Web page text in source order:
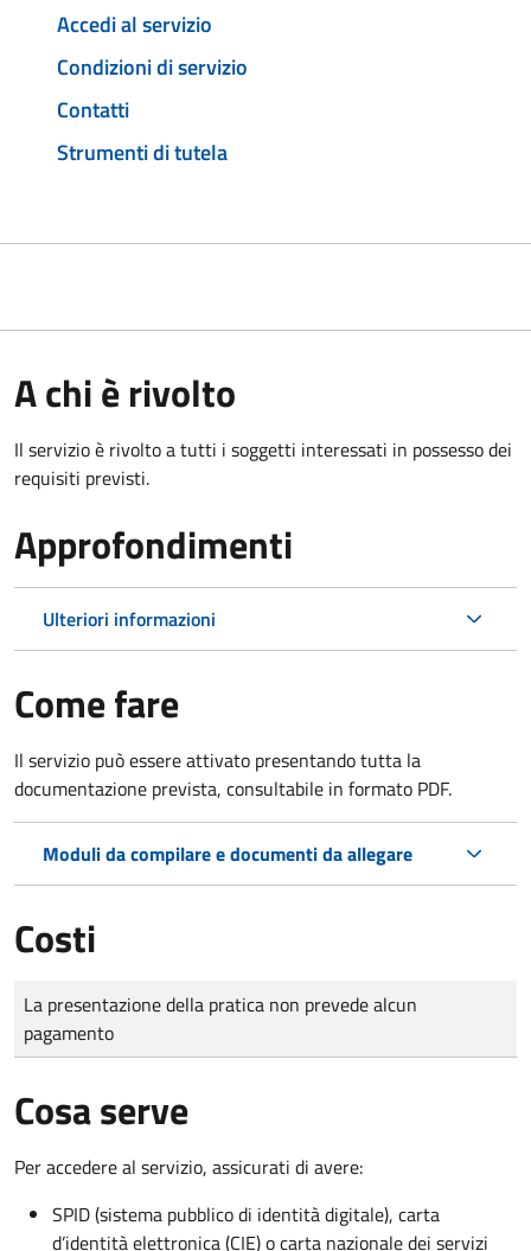
Accedi al servizio
Condizioni di servizio
Contatti
Strumenti di tutela
A chi è rivolto
Il servizio è rivolto a tutti i soggetti interessati in possesso dei
requisiti previsti.
Approfondimenti
Ulteriori informazioni
Come fare
Il servizio può essere attivato presentando tutta la
documentazione prevista, consultabile in formato PDF.
Moduli da compilare e documenti da allegare
Costi
Tipo di pagamento
Importo
La presentazione della pratica non prevede alcun
pagamento
Cosa serve
Per accedere al servizio, assicurati di avere:
SPID (sistema pubblico di identità digitale), carta
d’identità elettronica (CIE) o carta nazionale dei servizi